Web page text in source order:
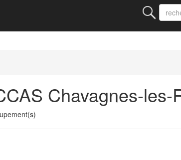
Chavagnes-les-